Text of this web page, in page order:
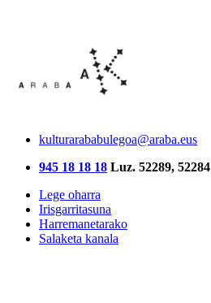
kulturarababulegoa@araba.eus
945 18 18 18 Luz. 52289, 52284
Lege oharra
Irisgarritasuna
Harremanetarako
Salaketa kanala